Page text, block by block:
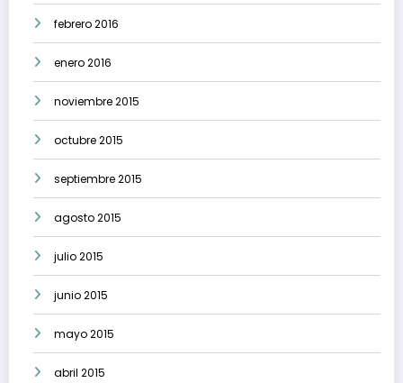
febrero 2016
enero 2016
noviembre 2015
octubre 2015
septiembre 2015
agosto 2015
julio 2015
junio 2015
mayo 2015
abril 2015